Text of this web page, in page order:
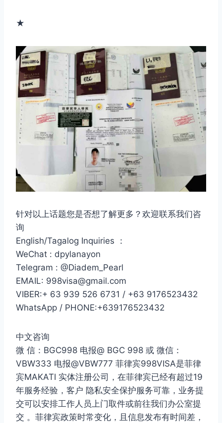
★
针对以上话题您是否想了解更多？欢迎联系我们咨
询
English/Tagalog Inquiries ：
WeChat : dpylanayon
Telegram : @Diadem_Pearl
EMAIL: 998visa@gmail.com
VIBER:+ 63 939 526 6731 / +63 9176523432
WhatsApp / PHONE:+639176523432
中文咨询
微 信：BGC998 电报@ BGC 998 或 微信：
VBW333 电报@VBW777 菲律宾998VISA是菲律
宾MAKATI 实体注册公司，在菲律宾已经有超过19
年服务经验，客户 隐私安全保护服务可靠，业务提
交可以安排工作人员上门取件或前往我们办公室提
交 。菲律宾政策时常变化，且信息发布有时间差，